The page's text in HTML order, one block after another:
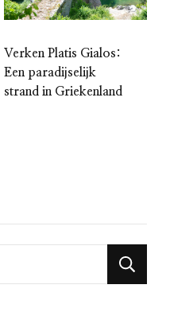
Verken Platis Gialos:
Een paradijselijk
strand in Griekenland